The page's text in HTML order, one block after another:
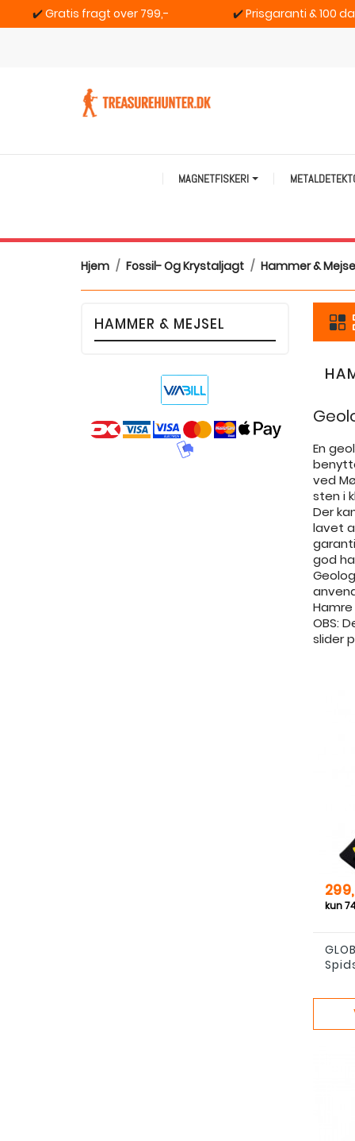
✔️Gratis fragt over 799,- ✔️Prisgaranti & 100
MAGNETFISKERI
Hjem Fossil- Og Krystaljagt Hammer &
HAMMER & MEJSEL
En
ved
sten i
Der
lavet
god
OBS:
slider
Pris